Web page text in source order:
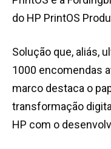
do HP PrintOS
Solução que, aliás,
1000 encomendas
marco destaca o
transformação
HP com o